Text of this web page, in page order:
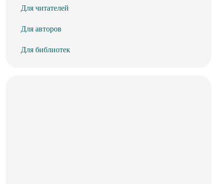
Для читателей
Для авторов
Для библиотек